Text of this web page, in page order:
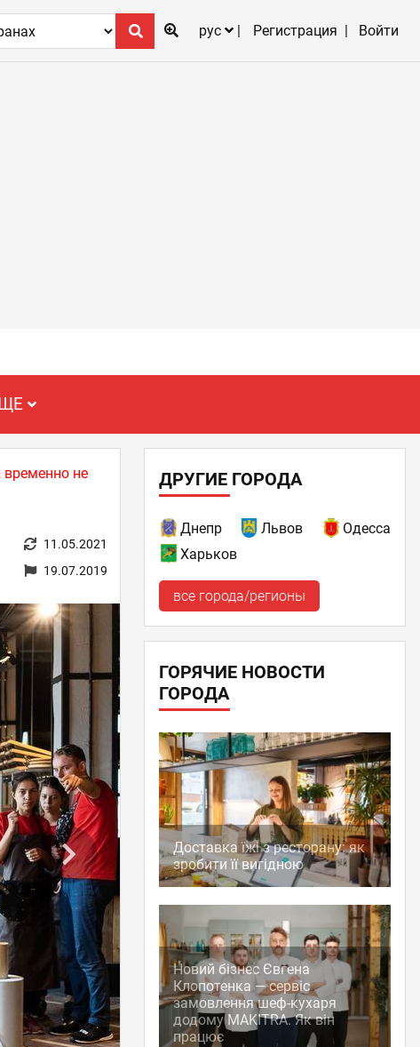
рус
Регистрация Войти
не
11.05.2021
19.07.2019
ДРУГИЕ ГОРОДА
Днепр Львов
Одесса
Харьков
все города/регионы
ГОРЯЧИЕ НОВОСТИ
ГОРОДА
Доставка їжі з ресторану: як
зробити її вигідною
Новий бізнес Євгена
Клопотенка — сервіс
замовлення шеф-кухаря
додому MAKITRA. Як він
працює